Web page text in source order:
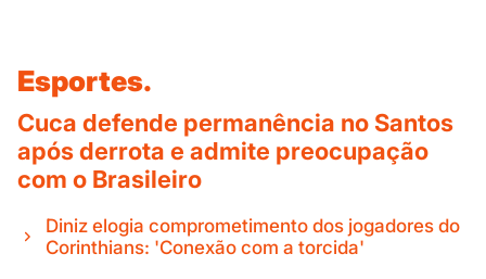
Esportes.
Cuca defende permanência no Santos
após derrota e admite preocupação
com o Brasileiro
Diniz elogia comprometimento dos jogadores do
Corinthians: 'Conexão com a torcida'